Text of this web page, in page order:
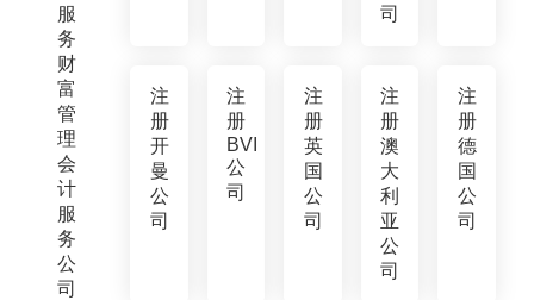
服
务
财
富
管
理
会
计
服
务
公
司
司
注
册
开
曼
公
司
注
册
BVI
公
司
注
册
英
国
公
司
注
册
澳
大
利
亚
公
司
注
册
德
国
公
司